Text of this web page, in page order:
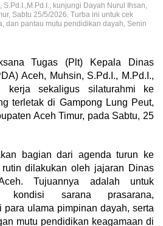
S.Pd.I.,M.Pd.I., kunjungi Dayah Nurul Ihsan,
Sabtu 25/5/2026. Turba ini untuk cek
dan pantau mutu pendidikan dayah, Senin
Tugas (Plt) Kepala Dinas
Aceh, Muhsin, S.Pd.I., M.Pd.I.,
kerja sekaligus silaturahmi ke
terletak di Gampong Lung Peut,
Aceh Timur, pada Sabtu, 25
bagian dari agenda turun ke
rutin dilakukan oleh jajaran Dinas
Tujuannya adalah untuk
kondisi sarana prasarana,
para ulama pimpinan dayah, serta
mutu pendidikan keagamaan di